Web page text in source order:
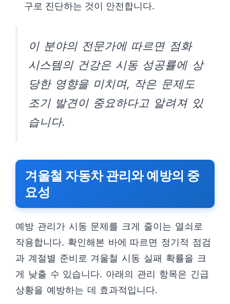
구로 진단하는 것이 안전합니다.
이 분야의 전문가에 따르면 점화
시스템의 건강은 시동 성공률에 상
당한 영향을 미치며, 작은 문제도
조기 발견이 중요하다고 알려져 있
습니다.
겨울철 자동차 관리와 예방의 중
요성
예방 관리가 시동 문제를 크게 줄이는 열쇠로
작용합니다. 확인해본 바에 따르면 정기적 점검
과 계절별 준비로 겨울철 시동 실패 확률을 크
게 낮출 수 있습니다. 아래의 관리 항목은 긴급
상황을 예방하는 데 효과적입니다.